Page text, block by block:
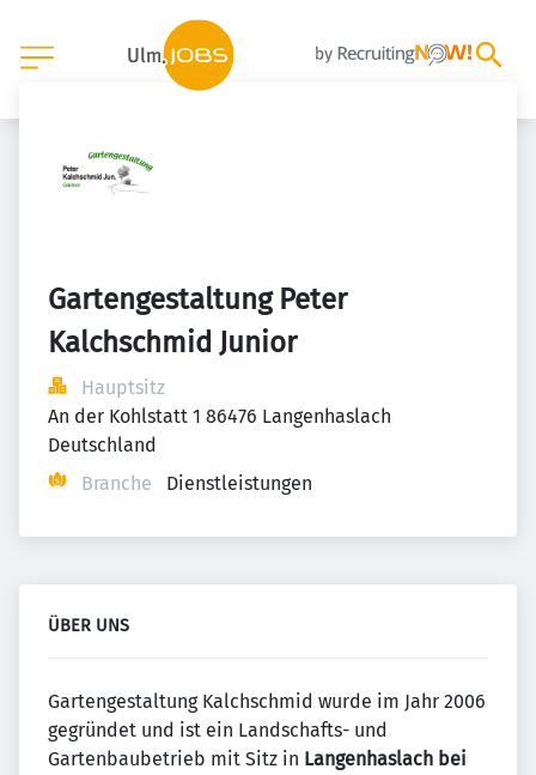
Gartengestaltung Peter
Kalchschmid Junior
Hauptsitz
An der Kohlstatt 1 86476 Langenhaslach
Deutschland
Branche
Dienstleistungen
ÜBER UNS
Gartengestaltung Kalchschmid wurde im Jahr 2006
gegründet und ist ein Landschafts- und
Gartenbaubetrieb mit Sitz in Langenhaslach bei